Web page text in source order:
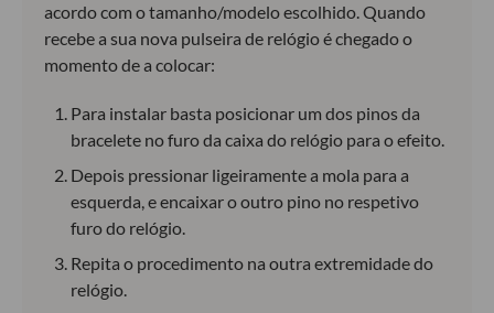
acordo com o tamanho/modelo escolhido. Quando
recebe a sua nova pulseira de relógio é chegado o
momento de a colocar:
Para instalar basta posicionar um dos pinos da
bracelete no furo da caixa do relógio para o efeito.
Depois pressionar ligeiramente a mola para a
esquerda, e encaixar o outro pino no respetivo
furo do relógio.
Repita o procedimento na outra extremidade do
relógio.